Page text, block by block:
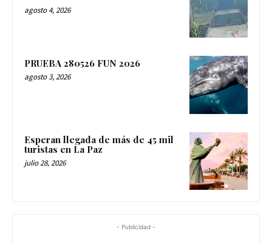
agosto 4, 2026
PRUEBA 280526 FUN 2026
agosto 3, 2026
Esperan llegada de más de 45 mil
turistas en La Paz
julio 28, 2026
- Publicidad -